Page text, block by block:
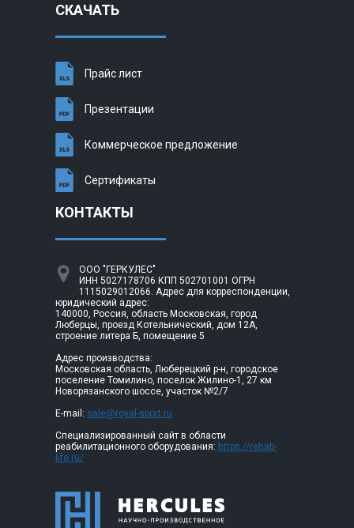
СКАЧАТЬ
Прайс лист
Презентации
Коммерческое предложение
Сертификаты
КОНТАКТЫ
ООО "ГЕРКУЛЕС"
ИНН 5027178706 КПП 502701001 ОГРН
1115029012066. Адрес для корреспонденции,
юридический адрес:
140000, Россия, область Московская, город
Люберцы, проезд Котельнический, дом 12А,
строение литера Б, помещение 5
Адрес производства:
Московская область, Люберецкий р-н, городское
поселение Томилино, поселок Жилино-1, 27 км
Новорязанского шоссе, участок №2/7
E-mail: sale@royal-sport.ru
Специализированный сайт в области
реабилитационного оборудования: https://rehab-
life.ru/